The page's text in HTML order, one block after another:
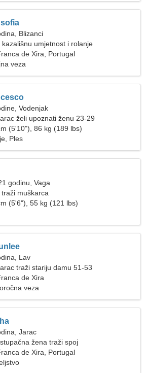
Blizanci
kazališnu umjetnost i rolanje
de Xira, Portugal
veza
Vodenjak
želi upoznati ženu 23-29
(5'10"), 86 kg (189 lbs)
Ples
godinu, Vaga
muškarca
(5'6"), 55 kg (121 lbs)
Lav
traži stariju damu 51-53
de Xira
veza
Jarac
žena traži spoj
de Xira, Portugal